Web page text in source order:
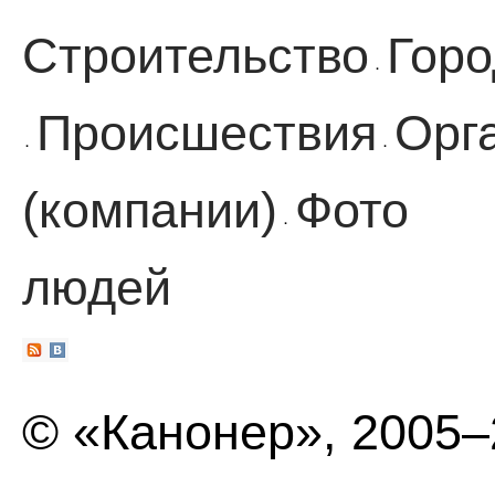
Строительство ·
· Происшествия ·
(компании)
·
Фото
людей
© «Канонер»,